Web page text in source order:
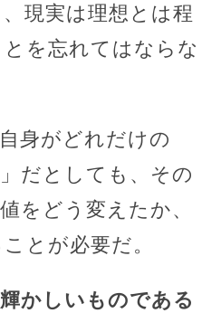
現実は理想とは程
を忘れてはならな
身がどれだけの
だとしても、その
をどう変えたか、
とが必要だ。
かしいものである